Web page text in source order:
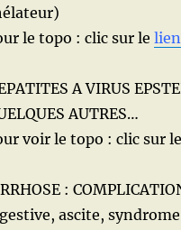
le topo : clic sur le lien
A VIRUS
AUTRES…
voir le topo : clic sur le
:
ascite,